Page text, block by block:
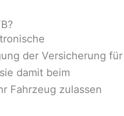
der Versicherung für
damit beim
Fahrzeug zulassen